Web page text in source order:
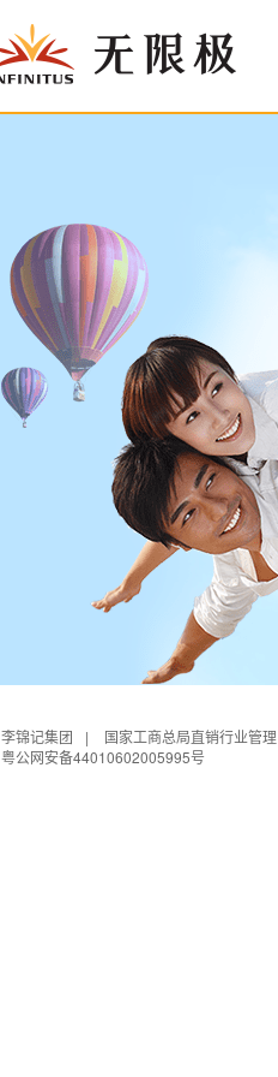
李锦记集团 | 国家工商总局直销行业管理
粤公网安备44010602005995号